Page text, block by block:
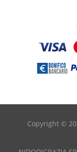
Copyright ©